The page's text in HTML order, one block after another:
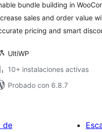
bundle building in
sales and order value
pricing and smart
UltiWP
10+ instalaciones activas
Probado con 6.8.7
de